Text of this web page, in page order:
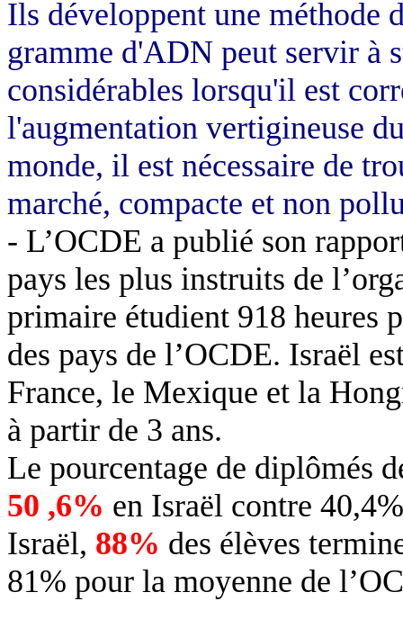
Ils développent une méthode
gramme d'ADN peut servir à
considérables lorsqu'il est
l'augmentation vertigineuse
monde, il est nécessaire de
marché, compacte et non
- L’OCDE a publié son
pays les plus instruits de
primaire étudient 918 heures
des pays de l’OCDE. Israël
France, le Mexique et la
à partir de 3 ans.
Le pourcentage de diplômés
50 ,6% en Israël contre
Israël, 88% des élèves
81% pour la moyenne de